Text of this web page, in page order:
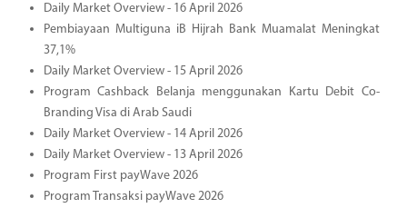
Daily Market Overview - 16 April 2026
Pembiayaan Multiguna iB Hijrah Bank Muamalat Meningkat
37,1%
Daily Market Overview - 15 April 2026
Program Cashback Belanja menggunakan Kartu Debit Co-
Branding Visa di Arab Saudi
Daily Market Overview - 14 April 2026
Daily Market Overview - 13 April 2026
Program First payWave 2026
Program Transaksi payWave 2026